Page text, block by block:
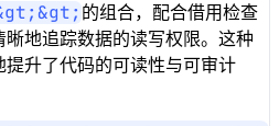
的组合，配合借用检查
地追踪数据的读写权限。这种
升了代码的可读性与可审计